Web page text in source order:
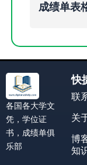
成绩单表
各国各大学文
凭，学位证
书，成绩单俱
乐部
快
联
关
博
知